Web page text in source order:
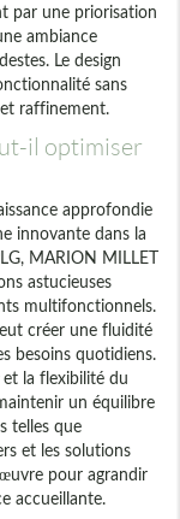
par une priorisation
ambiance
Le design
sans
raffinement.
il optimiser
approfondie
innovante dans la
MARION MILLET
astucieuses
multifonctionnels.
créer une fluidité
besoins quotidiens.
et la flexibilité du
un équilibre
telles que
et les solutions
pour agrandir
accueillante.